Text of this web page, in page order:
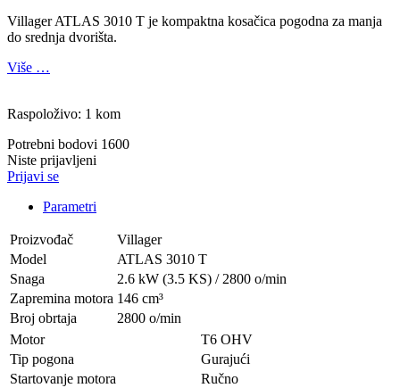
Villager ATLAS 3010 T je kompaktna kosačica pogodna za manja
do srednja dvorišta.
Više …
Raspoloživo: 1 kom
Potrebni bodovi 1600
Niste prijavljeni
Prijavi se
Parametri
Proizvođač
Villager
Model
ATLAS 3010 T
Snaga
2.6 kW (3.5 KS) / 2800 o/min
Zapremina motora 146 cm³
Broj obrtaja
2800 o/min
Motor
T6 OHV
Tip pogona
Gurajući
Startovanje motora
Ručno